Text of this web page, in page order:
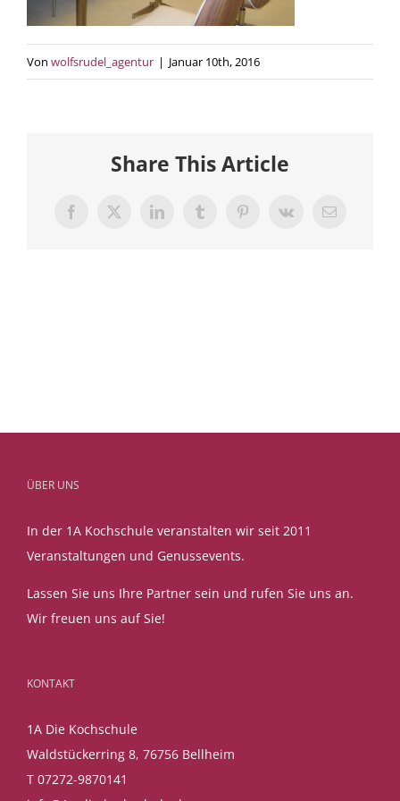
Von wolfsrudel_agentur | Januar 10th, 2016
Share This Article
Facebook
X LinkedInTumblrPinterestVk
E-
ÜBER UNS
In der 1A Kochschule veranstalten wir seit 2011
Veranstaltungen und Genussevents.
Lassen Sie uns Ihre Partner sein und rufen Sie uns an.
Wir freuen uns auf Sie!
KONTAKT
1A Die Kochschule
Waldstückerring 8, 76756 Bellheim
T 07272-9870141